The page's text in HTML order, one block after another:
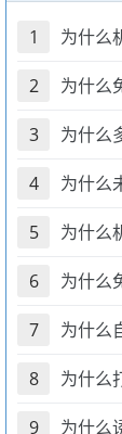
1 为什么
2 为什么
3 为什么
4 为什么
5 为什么
6 为什么
7 为什么
8 为什么
9 为什么